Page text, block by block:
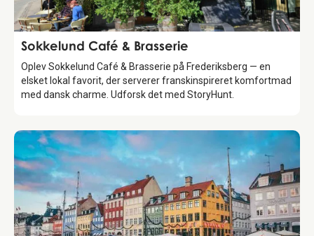
Food & Drinks
Sokkelund Café & Brasserie
Oplev Sokkelund Café & Brasserie på Frederiksberg — en
elsket lokal favorit, der serverer franskinspireret komfortmad
med dansk charme. Udforsk det med StoryHunt.